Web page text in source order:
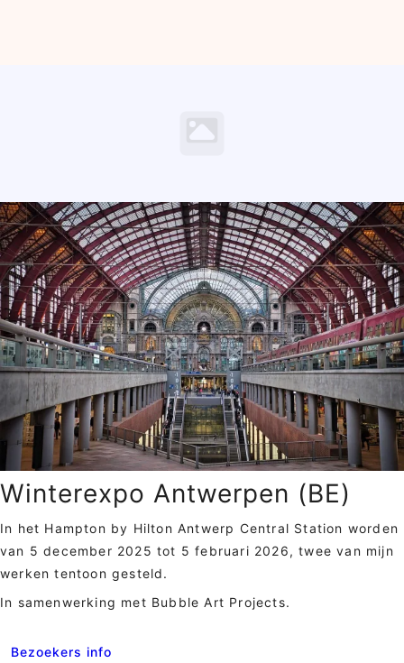
Winterexpo Antwerpen (BE)
In het Hampton by Hilton Antwerp Central Station worden
van 5 december 2025 tot 5 februari 2026, twee van mijn
werken tentoon gesteld.
In samenwerking met Bubble Art Projects.
Bezoekers info